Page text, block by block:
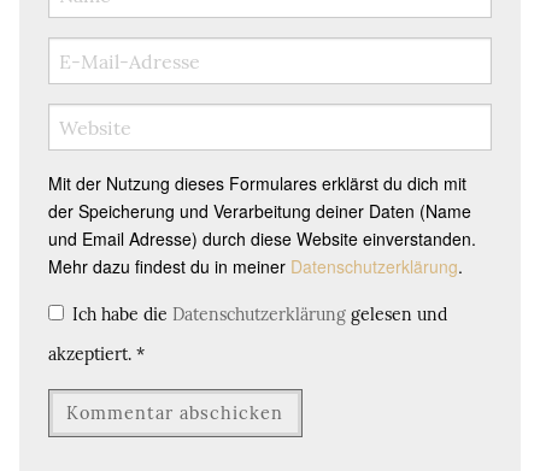
Mit der Nutzung dieses Formulares erklärst du dich mit
der Speicherung und Verarbeitung deiner Daten (Name
und Email Adresse) durch diese Website einverstanden.
Mehr dazu findest du in meiner Datenschutzerklärung.
Ich habe die Datenschutzerklärung gelesen und
akzeptiert. *